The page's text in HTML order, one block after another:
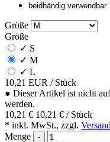
beidhändig verwendbar
Größe
Größe
✓ S
✓ M
✓ L
10,21 EUR / Stück
● Dieser Artikel ist nicht
werden.
10,21 € 10,21 € / Stück
* inkl. MwSt., zzgl.
Menge
-